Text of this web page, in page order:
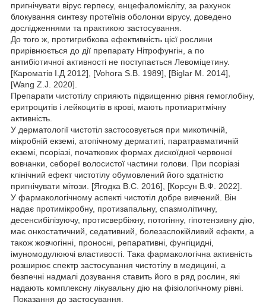
пригнічувати вірус герпесу, енцефаломієліту, за рахунок
блокування синтезу протеїнів оболонки вірусу, доведено
дослідженнями та практикою застосування.
До того ж, протигрибкова ефективність цієї рослини
прирівнюється до дії препарату Нітрофунгін, а по
антибіотичної активності не поступається Левоміцетину.
[Кароматів І.Д 2012], [Vohora S.B. 1989], [Biglar M. 2014],
[Wang Z.J. 2020].
Препарати чистотілу сприяють підвищенню рівня гемоглобіну,
еритроцитів і лейкоцитів в крові, мають протиаритмічну
активність.
У дерматології чистотіл застосовується при микотичній,
мікробній екземі, атопічному дерматиті, паратравматичній
екземі, псоріазі, початкових формах дискоїдної червоної
вовчанки, себореї волосистої частини голови. При псоріазі
клінічний ефект чистотілу обумовлений його здатністю
пригнічувати мітози. [Ягодка В.С. 2016], [Корсун В.Ф. 2022].
У фармакологічному аспекті чистотіл добре вивчений. Він
надає протимікробну, протизапальну, спазмолітичну,
десенсибілізуючу, протисвербіжну, потогінну, гіпотензивну дію,
має онкостатичний, седативний, болезаспокійливий ефекти, а
також жовчогінні, проносні, репаративні, фунгіцидні,
імуномодулюючі властивості. Така фармакологічна активність
розширює спектр застосування чистотілу в медицині, а
безпечні надмалі дозування ставить його в ряд рослин, які
надають комплексну лікувальну дію на фізіологічному рівні.
Показання до застосування.